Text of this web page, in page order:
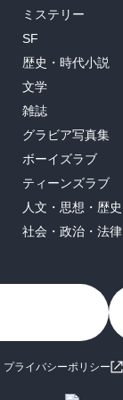
ミステリー
SF
歴史・時代小説
文学
雑誌
グラビア写真集
ボーイズラブ
ティーンズラブ
人文・思想・歴史
社会・政治・法律
プライバシーポリシー